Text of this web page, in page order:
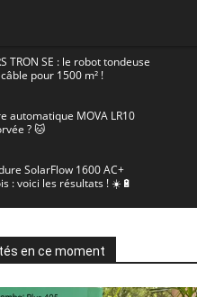
TRON SE : le robot tondeuse
pour 1500 m² !
automatique MOVA LR10
? 🐱
SolarFlow 1600 AC+
: voici les résultats ! ☀️🔋
à l'AOV ! ☀️📹
18/07/2026
en ce moment